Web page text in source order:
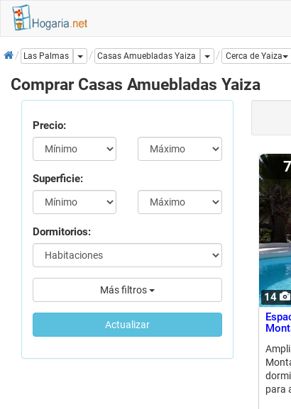
InicioLas Palmas Dropdown
Casas Amuebladas Yaiza Dropdown
Cerca de Yaiza
Comprar Casas Amuebladas Yaiza
Precio:
Superficie:
Dormitorios:
Más filtros
Actualizar
14
para